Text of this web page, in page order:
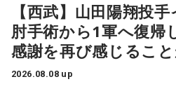
こりを和らげる」をテーマに、
れながら、自分自身の想いを見つ
（左から）福田正博さん、藤木直
1966年生まれの福田正博さんは、
【西武】山田陽翔投
肘手術から1軍へ復帰
感謝を再び感じるこ
2026.08.08 up